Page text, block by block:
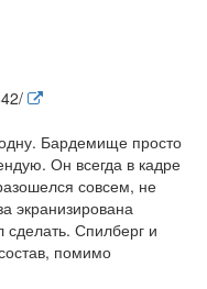
Бардемище просто
Он всегда в кадре
совсем, не
экранизирована
Спилберг и
помимо